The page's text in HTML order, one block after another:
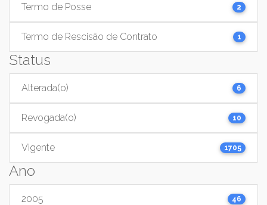
Termo de Posse 2
Termo de Rescisão de Contrato 1
Status
Alterada(o) 6
Revogada(o) 10
Vigente 1705
Ano
2005 46